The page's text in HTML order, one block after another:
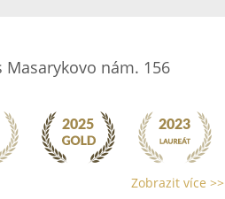
Masarykovo nám. 156
Zobrazit více >>